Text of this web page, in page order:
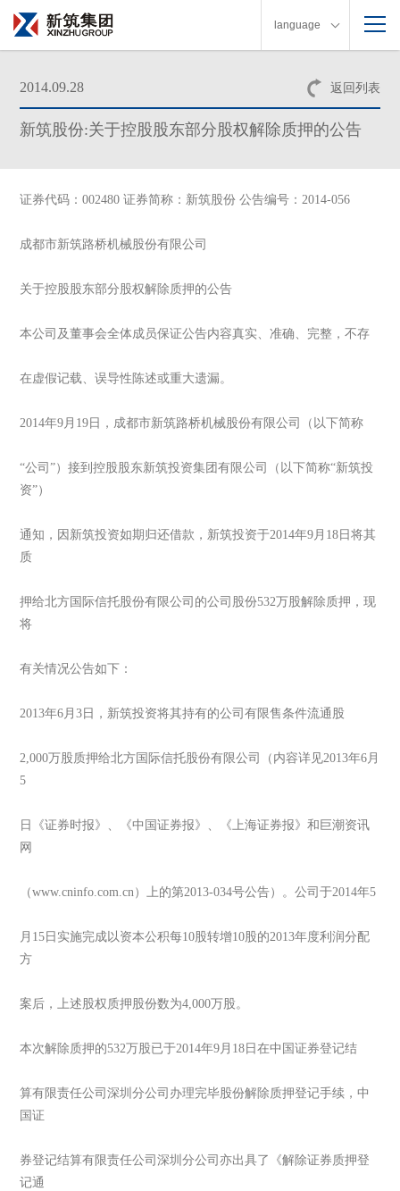
language
返回列表
2014.09.28
新筑股份:关于控股股东部分股权解除质押的公告
证券代码：002480 证券简称：新筑股份 公告编号：2014-056
成都市新筑路桥机械股份有限公司
关于控股股东部分股权解除质押的公告
本公司及董事会全体成员保证公告内容真实、准确、完整，不存
在虚假记载、误导性陈述或重大遗漏。
2014年9月19日，成都市新筑路桥机械股份有限公司（以下简称
“公司”）接到控股股东新筑投资集团有限公司（以下简称“新筑投
资”）
通知，因新筑投资如期归还借款，新筑投资于2014年9月18日将其
质
押给北方国际信托股份有限公司的公司股份532万股解除质押，现
将
有关情况公告如下：
2013年6月3日，新筑投资将其持有的公司有限售条件流通股
2,000万股质押给北方国际信托股份有限公司（内容详见2013年6月
5
日《证券时报》、《中国证券报》、《上海证券报》和巨潮资讯
网
（www.cninfo.com.cn）上的第2013-034号公告）。公司于2014年5
月15日实施完成以资本公积每10股转增10股的2013年度利润分配
方
案后，上述股权质押股份数为4,000万股。
本次解除质押的532万股已于2014年9月18日在中国证券登记结
算有限责任公司深圳分公司办理完毕股份解除质押登记手续，中
国证
券登记结算有限责任公司深圳分公司亦出具了《解除证券质押登
记通